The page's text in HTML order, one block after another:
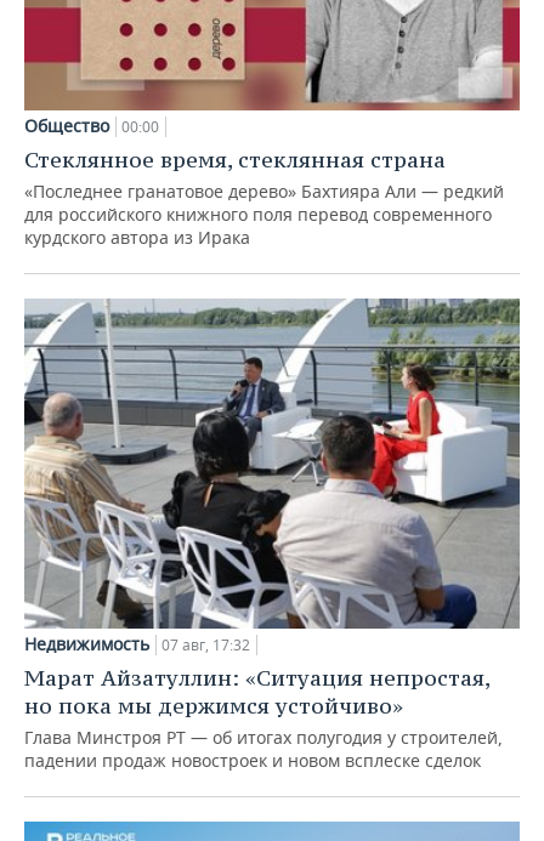
Общество 00:00
Стеклянное время, стеклянная страна
«Последнее гранатовое дерево» Бахтияра Али — редкий
для российского книжного поля перевод современного
курдского автора из Ирака
Недвижимость 07 авг, 17:32
Марат Айзатуллин: «Ситуация непростая,
но пока мы держимся устойчиво»
Глава Минстроя РТ — об итогах полугодия у строителей,
падении продаж новостроек и новом всплеске сделок